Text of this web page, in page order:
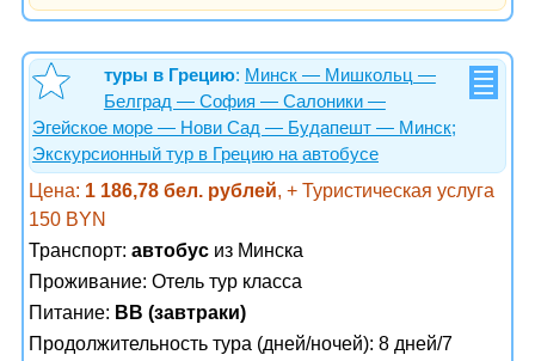
туры в Грецию: Минск — Мишкольц —
Белград — София — Салоники —
Эгейское море — Нови Сад — Будапешт — Минск;
Экскурсионный тур в Грецию на автобусе
Цена: 1 186,78 бел. рублей, + Туристическая услуга
150 BYN
Транспорт: автобус из Минска
Проживание: Отель тур класса
Питание: BB (завтраки)
Продолжительность тура (дней/ночей): 8 дней/7